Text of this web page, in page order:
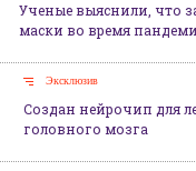
Ученые выяснили, что
маски во время
Эксклюзив
Создан нейрочип для
головного мозга